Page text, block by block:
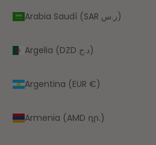
Arabia Saudí (SAR ر.س)
Argelia (DZD د.ج)
Argentina (EUR €)
Armenia (AMD դր.)